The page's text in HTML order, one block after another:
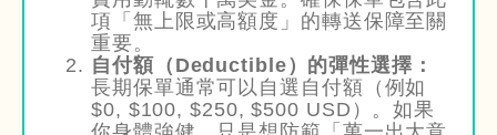
項「無上限或高額度」的轉送保障至關
重要。
自付額（Deductible）的彈性選擇：
長期保單通常可以自選自付額（例如
$0, $100, $250, $500 USD）。如果